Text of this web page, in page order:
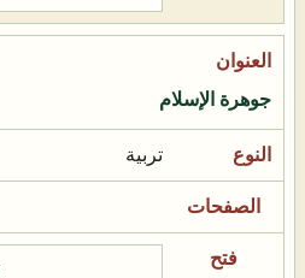
جوهرة الإسلام
تربية